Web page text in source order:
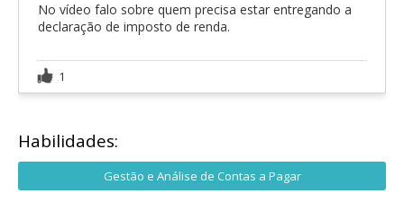
No vídeo falo sobre quem precisa estar entregando a
declaração de imposto de renda.
1
Habilidades:
Gestão e Análise de Contas a Pagar